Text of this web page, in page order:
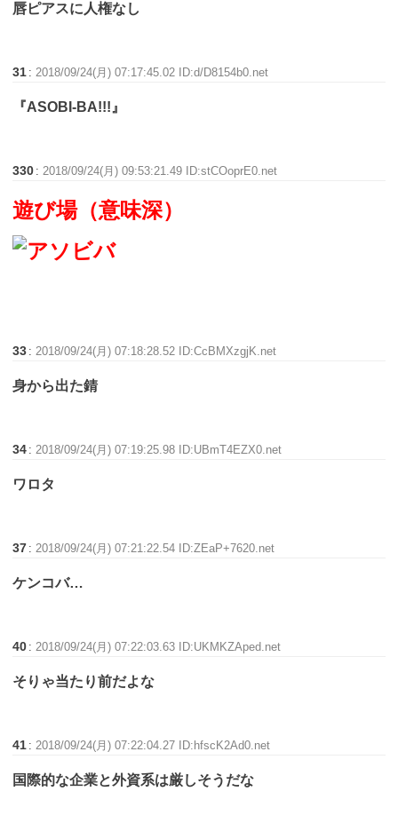
唇ピアスに人権なし
31 :2018/09/24(月) 07:17:45.02 ID:d/D8154b0.net
『ASOBI-BA!!!』
330 :2018/09/24(月) 09:53:21.49 ID:stCOoprE0.net
遊び場（意味深）
33 :2018/09/24(月) 07:18:28.52 ID:CcBMXzgjK.net
身から出た錆
34 :2018/09/24(月) 07:19:25.98 ID:UBmT4EZX0.net
ワロタ
37 :2018/09/24(月) 07:21:22.54 ID:ZEaP+7620.net
ケンコバ…
40 :2018/09/24(月) 07:22:03.63 ID:UKMKZAped.net
そりゃ当たり前だよな
41 :2018/09/24(月) 07:22:04.27 ID:hfscK2Ad0.net
国際的な企業と外資系は厳しそうだな